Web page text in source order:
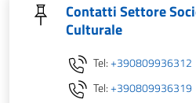
Contatti Settore
Culturale
Tel:+390809936312
Tel:+390809936319